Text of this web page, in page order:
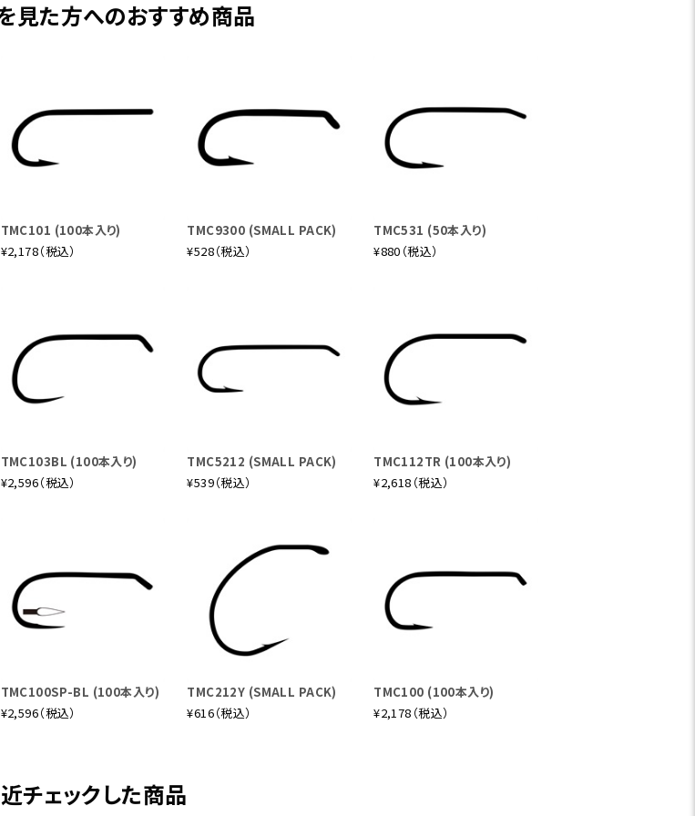
見た方へのおすすめ商品
TMC101 (100本入り)
¥2,178（税込）
TMC9300 (SMALL PACK)
¥528（税込）
TMC531 (50本入り)
¥880（税込）
TMC103BL (100本入り)
¥2,596（税込）
TMC5212 (SMALL PACK)
¥539（税込）
TMC112TR (100本入り)
¥2,618（税込）
TMC100SP-BL (100本入り)
¥2,596（税込）
TMC212Y (SMALL PACK)
¥616（税込）
TMC100 (100本入り)
¥2,178（税込）
チェックした商品